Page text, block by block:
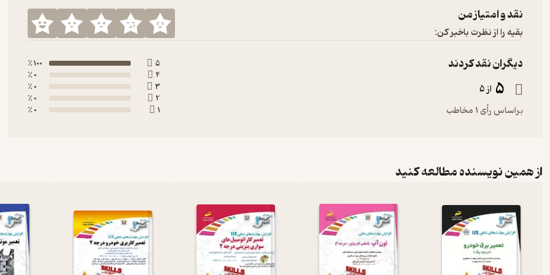
نقد و امتیاز من
بقیه را از نظرت باخبر کن:
دیگران نقد کردند
5 از 5
براساس رأی 1 مخاطب
5
100 ٪
4
0 ٪
3
0 ٪
2
0 ٪
1
0 ٪
از همین نویسنده مطالعه کنید